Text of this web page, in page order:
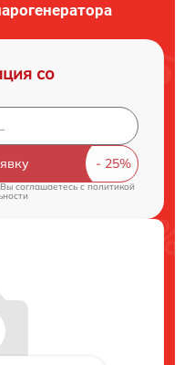
со
соглашаетесь cполитикой